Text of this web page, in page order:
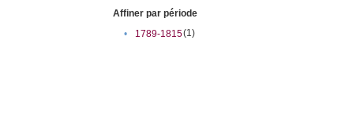
Affiner par période
•
1789-1815(1)